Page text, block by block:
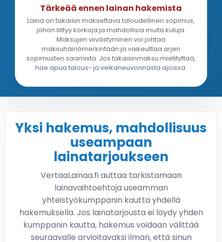
Tärkeää ennen lainan hakemista
Laina on takaisin maksettava taloudellinen sopimus,
johon liittyy korkoja ja mahdollisia muita kuluja.
Maksujen viivästyminen voi johtaa
maksuhäiriömerkintään ja vaikeuttaa arjen
sopimusten saamista. Jos takaisinmaksu mietityttää,
hae apua talous- ja velkaneuvonnasta ajoissa.
Yksi hakemus, mahdollisuus
useampaan
lainatarjoukseen
VertaaLainaa.fi auttaa tarkistamaan
lainavaihtoehtoja useamman
yhteistyökumppanin kautta yhdellä
hakemuksella. Jos lainatarjousta ei löydy yhden
kumppanin kautta, hakemus voidaan välittää
seuraavalle arvioitavaksi ilman, että sinun